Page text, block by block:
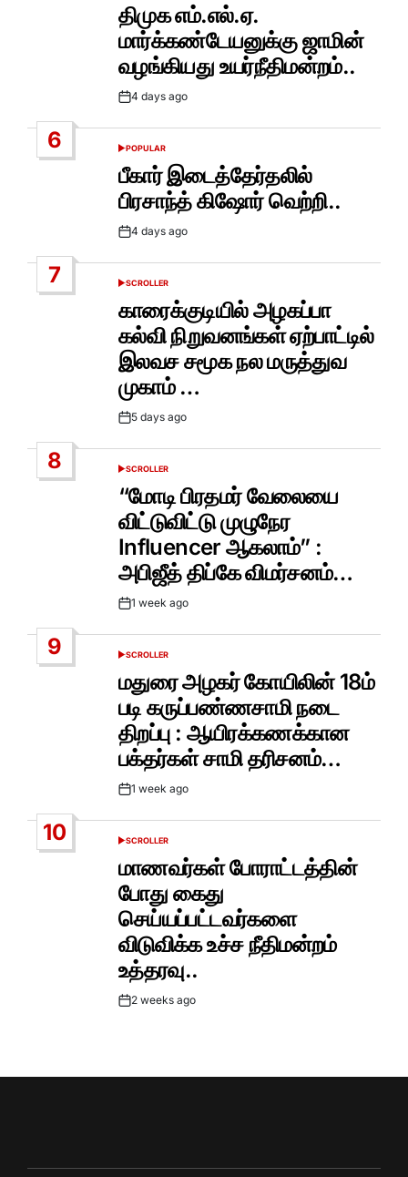
திமுக எம்.எல்.ஏ.
மார்க்கண்டேயனுக்கு ஜாமின்
வழங்கியது உயர்நீதிமன்றம்..
Post4 days ago
6
POSTED
POPULAR
பீகார் இடைத்தேர்தலில்
பிரசாந்த் கிஷோர் வெற்றி..
Post4 days ago
7
POSTED
SCROLLER
காரைக்குடியில் அழகப்பா
கல்வி நிறுவனங்கள் ஏற்பாட்டில்
இலவச சமூக நல மருத்துவ
முகாம் …
Post5 days ago
8
POSTED
SCROLLER
“மோடி பிரதமர் வேலையை
விட்டுவிட்டு முழுநேர
Influencer ஆகலாம்” :
அபிஜீத் திப்கே விமர்சனம்…
Post1 week ago
9
POSTED
SCROLLER
மதுரை அழகர் கோயிலின் 18ம்
படி கருப்பண்ணசாமி நடை
திறப்பு : ஆயிரக்கணக்கான
பக்தர்கள் சாமி தரிசனம்…
Post1 week ago
10
POSTED
SCROLLER
மாணவர்கள் போராட்டத்தின்
போது கைது
செய்யப்பட்டவர்களை
விடுவிக்க உச்ச நீதிமன்றம்
உத்தரவு..
Post2 weeks ago